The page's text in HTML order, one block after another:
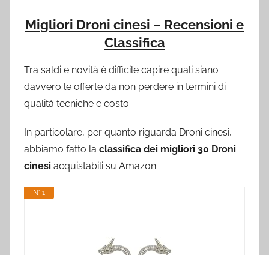
Migliori Droni cinesi – Recensioni e
Classifica
Tra saldi e novità è difficile capire quali siano
davvero le offerte da non perdere in termini di
qualità tecniche e costo.
In particolare, per quanto riguarda Droni cinesi,
abbiamo fatto la classifica dei migliori 30 Droni
cinesi acquistabili su Amazon.
N° 1